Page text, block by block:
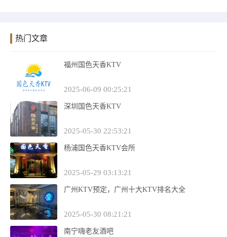
热门文章
福州国色天香KTV
2025-06-09 00:25:21
深圳国色天香KTV
2025-05-30 22:53:21
杨浦国色天香KTV会所
2025-05-29 03:13:21
广州KTV预定，广州十大KTV排名大全
2025-05-30 08:21:21
南宁嗨老友酒吧